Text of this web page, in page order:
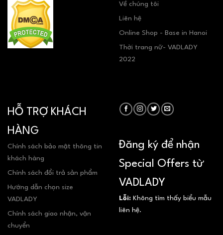
Về chúng tôi
Liên hệ
Online Shop - Base in Hanoi
Thời trang nữ- VADLADY
2022
HỖ TRỢ KHÁCH
HÀNG
Chính sách bảo mật thông tin
khách hàng
Chính sách đổi trả sản phẩm
Hướng dẫn chọn size
VADLADY
Chính sách giao nhận, vận
chuyển
Đăng ký để nhận
Special Offers từ
VADLADY
Lỗi: Không tìm thấy biểu mẫu
liên hệ.